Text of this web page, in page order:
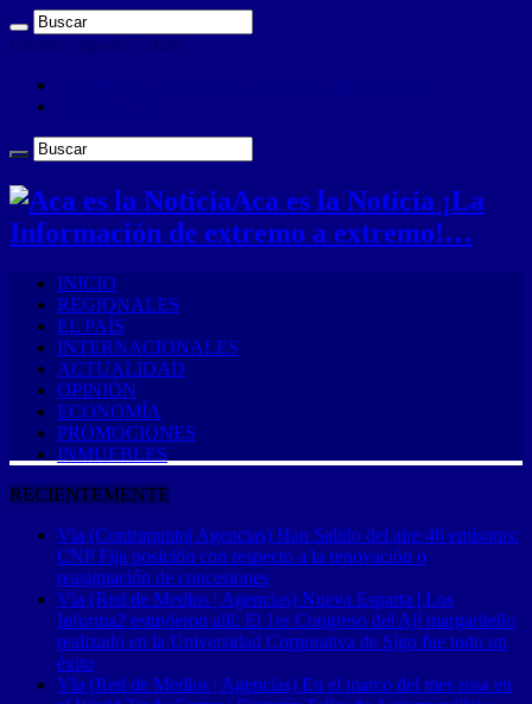
viernes , agosto 7 2026
Aca es la Noticia ¡La
Información de extremo a extremo!…
INICIO
REGIONALES
EL PAÍS
INTERNACIONALES
ACTUALIDAD
OPINIÓN
ECONOMÍA
PROMOCIONES
INMUEBLES
RECIENTEMENTE
Vía (Contrapunto| Agencias) Han Salido del aire 46 emisoras:
CNP Fija posición con respecto a la renovación o
reasignación de concesiones
Vía (Red de Medios | Agencias) Nueva Esparta | Los
Informa2 estuvieron allí: El 1er Congreso del Ají margariteño
realizado en la Universidad Corporativa de Sigo fue todo un
éxito
Vía (Red de Medios | Agencias) En el marco del mes rosa en